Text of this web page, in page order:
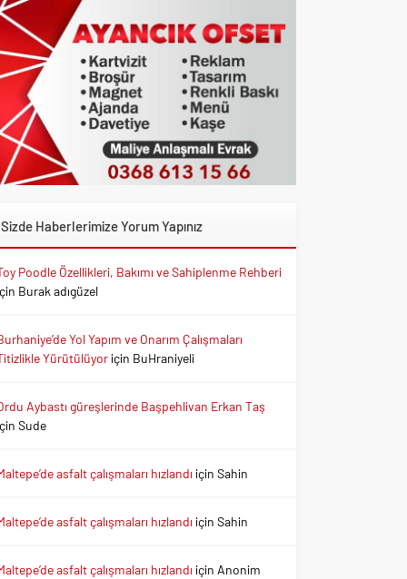
Sizde Haberlerimize Yorum Yapınız
Poodle Özellikleri, Bakımı ve Sahiplenme Rehberi
Burak adıgüzel
Yol Yapım ve Onarım Çalışmaları
Yürütülüyoriçin BuHraniyeli
Aybastı güreşlerinde Başpehlivan Erkan Taş
Sude
asfalt çalışmaları hızlandı içinSahin
asfalt çalışmaları hızlandı içinSahin
asfalt çalışmaları hızlandı için Anonim